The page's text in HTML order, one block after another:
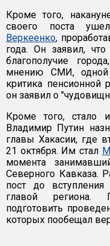
Кроме того,
своего поста
Веркеенко,
года. Он заявил,
благополучие
мнению СМИ, одной
критика
он заявил о
Кроме того, стало
Владимир Путин
главы Хакасии, где
21 октября. Им стал
момента
Северного Кавказа.
пост до
главой региона.
подготовить
которых пообещал